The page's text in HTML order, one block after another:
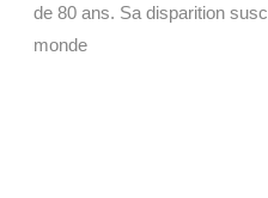
de 80 ans. Sa disparition
monde